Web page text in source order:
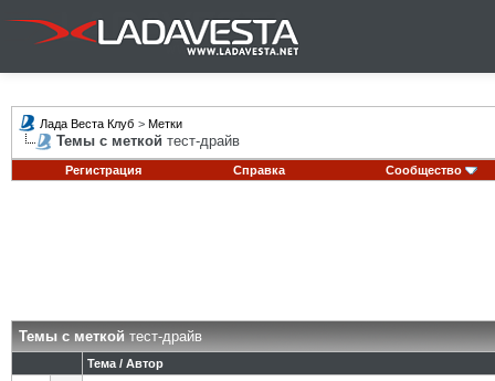
Лада Веста Клуб > Метки
Темы с меткой тест-драйв
Регистрация Справка Сообщество
Темы с меткойтест-драйв
Тема / Автор